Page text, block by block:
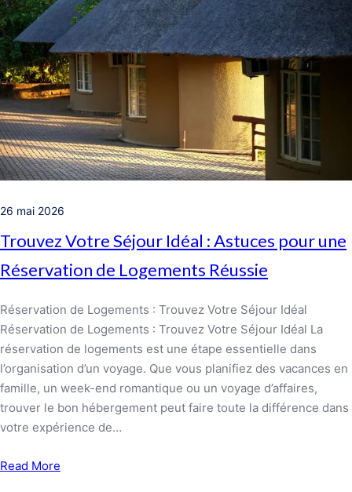
26 mai 2026
Trouvez Votre Séjour Idéal : Astuces pour une
Réservation de Logements Réussie
Réservation de Logements : Trouvez Votre Séjour Idéal
Réservation de Logements : Trouvez Votre Séjour Idéal La
réservation de logements est une étape essentielle dans
l’organisation d’un voyage. Que vous planifiez des vacances en
famille, un week-end romantique ou un voyage d’affaires,
trouver le bon hébergement peut faire toute la différence dans
votre expérience de…
Read More